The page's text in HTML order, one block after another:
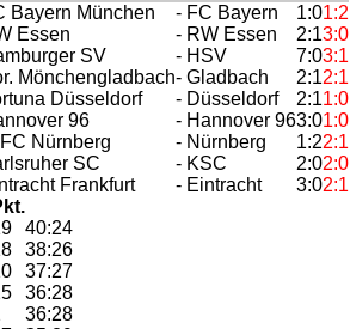
Bayern München - FC Bayern 1:01:2
Essen - RW Essen 2:13:0
SV - HSV 7:03:1
Mönchengladbach- Gladbach 2:12:1
Düsseldorf - Düsseldorf 2:11:0
96 - Hannover 963:01:0
Nürnberg - Nürnberg 1:22:1
SC - KSC 2:02:0
Frankfurt - Eintracht 3:02:1
40:24
38:26
37:27
36:28
36:28